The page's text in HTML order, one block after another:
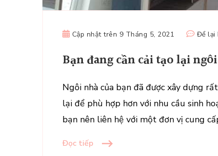
Cập nhật trên 9 Tháng 5, 2021 Để lại
Bạn đang cần cải tạo lại
Ngôi nhà của bạn đã được xây dựng
lại để phù hợp hơn với nhu cầu sinh
bạn nên liên hệ với một đơn vị cung
Đọc tiếp